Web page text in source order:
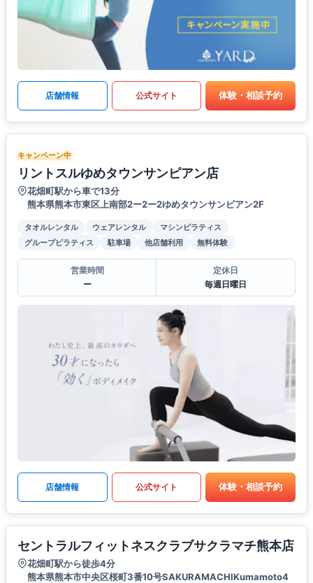
店舗情報 公式サイト 体験・相談予約
キャンペーン中
リントスルゆめタウンサンピアン店
花畑町駅から車で13分
熊本県熊本市東区上南部2ー2ー2ゆめタウンサンピアン2F
タオルレンタル ウェアレンタル
マシンピラティス
グループピラティス
駐車場 他店舗利用 無料体験
営業時間
ー
定休日
毎週日曜日
店舗情報 公式サイト 体験・相談予約
セントラルフィットネスクラブサクラマチ熊本店
花畑町駅から徒歩4分
熊本県熊本市中央区桜町3番10号SAKURAMACHIKumamoto4